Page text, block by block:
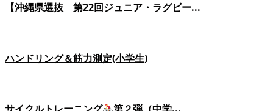
【沖縄県選抜 第22回ジュニア・ラグビー...
ハンドリング＆筋力測定(小学生)